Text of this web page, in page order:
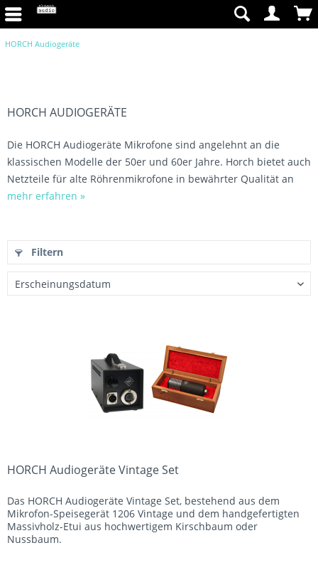
HORCH Audiogeräte
HORCH AUDIOGERÄTE
Die HORCH Audiogeräte Mikrofone sind angelehnt an die
klassischen Modelle der 50er und 60er Jahre. Horch bietet auch
Netzteile für alte Röhrenmikrofone in bewährter Qualität an
mehr erfahren »
Filtern
HORCH Audiogeräte Vintage Set
Das HORCH Audiogeräte Vintage Set, bestehend aus dem
Mikrofon-Speisegerät 1206 Vintage und dem handgefertigten
Massivholz-Etui aus hochwertigem Kirschbaum oder
Nussbaum.